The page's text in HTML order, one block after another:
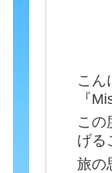
こん
『
この
げる
旅の